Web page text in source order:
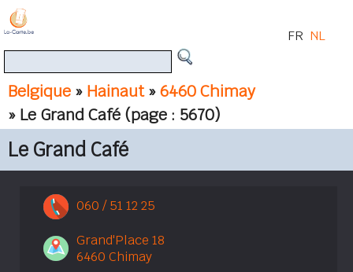
Belgique » Hainaut»6460 Chimay
» Le Grand Café (page : 5670)
FR NL
Le Grand Café
060 / 51 12 25
Grand'Place 18
6460 Chimay